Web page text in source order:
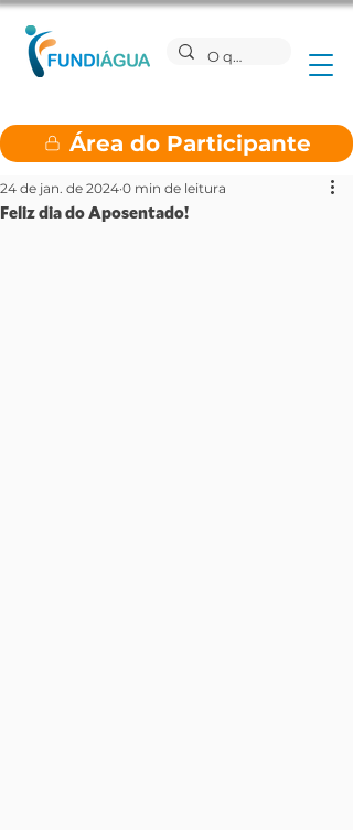
Área do Participante
Feliz dia do Aposentado!
24 de jan. de 2024 0 min de leitura